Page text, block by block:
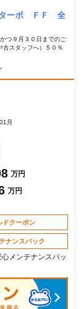
ターボ ＦＦ 全
つ９月３０日までのご
古スタッフへ）５０％
月
万円
万円
ドクーポン
ナンスパック
メンテナンスパッ